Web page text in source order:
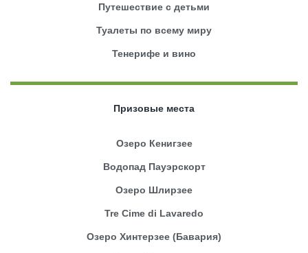
Путешествие с детьми
Туалеты по всему миру
Тенерифе и вино
Призовые места
Озеро Кенигзее
Водопад Пауэрскорт
Озеро Шлирзее
Tre Cime di Lavaredo
Озеро Хинтерзее (Бавария)